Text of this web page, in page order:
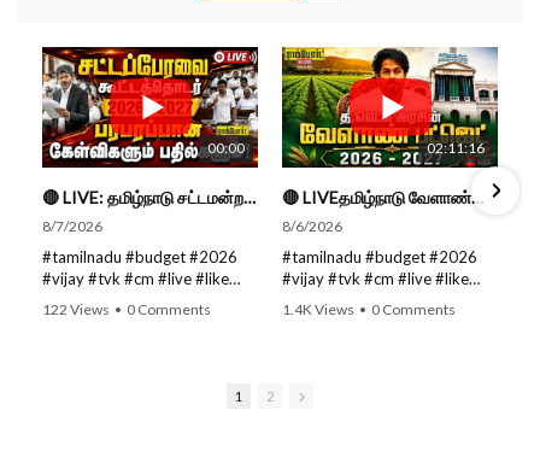
00:00
🔴 LIVE: தமிழ்நாடு சட்டமன்றப் பேரவை கூட்டத்தொடர் - நிதிநிலை அறிக்கை மீது விவாதம் #live #budget #video
8/7/2026
#tamilnadu #budget #2026
#vijay #tvk #cm #live #like
#viral #nowtrending #video
122 Views • 0 Comments
02:11:16
🔴 LIVEதமிழ்நாடு வேளாண்மை நிதிநிலை அறிக்கை - 2026-27 |TN Agriculture Budget #live #budget #video #cm
8/6/2026
#tamilnadu #budget #2026
#vijay #tvk #cm #live #like
1.4K Views • 0 Comments
1 2